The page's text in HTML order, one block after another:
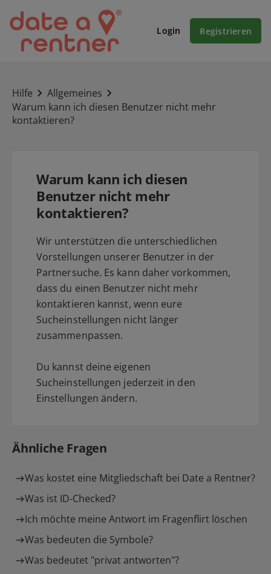
Login Registrieren
Hilfe
Allgemeines
Warum kann ich diesen Benutzer nicht mehr
kontaktieren?
Warum kann ich diesen
Benutzer nicht mehr
kontaktieren?
Wir unterstützen die unterschiedlichen
Vorstellungen unserer Benutzer in der
Partnersuche. Es kann daher vorkommen,
dass du einen Benutzer nicht mehr
kontaktieren kannst, wenn eure
Sucheinstellungen nicht länger
zusammenpassen.
Du kannst deine eigenen
Sucheinstellungen jederzeit in den
Einstellungen ändern.
Ähnliche Fragen
Was kostet eine Mitgliedschaft bei Date a Rentner?
Was ist ID-Checked?
Ich möchte meine Antwort im Fragenflirt löschen
Was bedeuten die Symbole?
Was bedeutet "privat antworten"?